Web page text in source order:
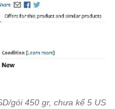
gói 450 gr, chưa kể 5 USD